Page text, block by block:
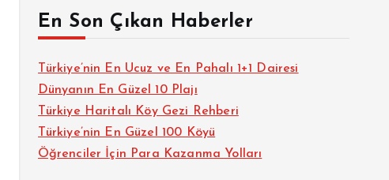
En Son Çıkan Haberler
Türkiye’nin En Ucuz ve En Pahalı 1+1 Dairesi
Dünyanın En Güzel 10 Plajı
Türkiye Haritalı Köy Gezi Rehberi
Türkiye’nin En Güzel 100 Köyü
Öğrenciler İçin Para Kazanma Yolları